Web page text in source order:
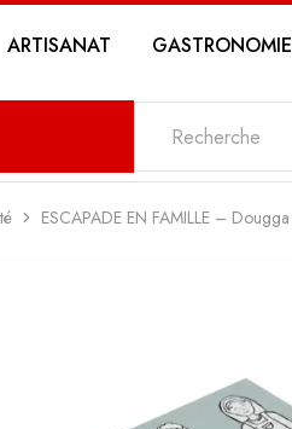
ARTISANAT GASTRONOMIE
ESCAPADE EN FAMILLE – Dougga